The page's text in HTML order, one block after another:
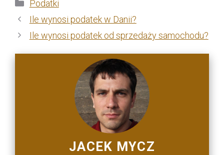
Podatki
Ile wynosi podatek w Danii?
Ile wynosi podatek od sprzedaży samochodu?
JACEK MYCZ